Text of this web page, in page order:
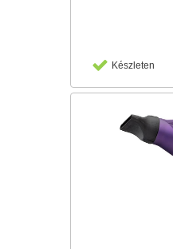
Készleten